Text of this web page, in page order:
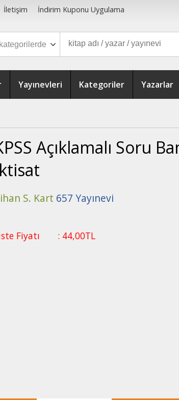
İletişim İndirim Kuponu Uygulama
Yayınevleri Kategoriler Yazarlar
Açıklamalı Soru
S. Kart 657 Yayınevi
Fiyatı : 44,00TL